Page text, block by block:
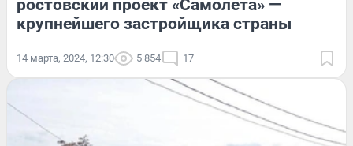
ростовский проект «Самолета» —
крупнейшего застройщика страны
14 марта, 2024, 12:30 5 854 17